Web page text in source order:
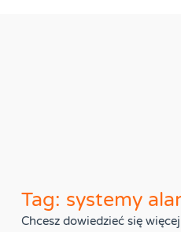
Tag: systemy
Chcesz dowiedzieć się